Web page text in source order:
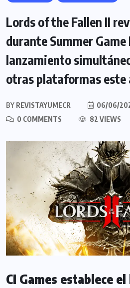
Lords of the Fallen II
durante Summer
lanzamiento
otras plataformas este
BY REVISTAYUMECR
06/06/
0 COMMENTS
82 VIEWS
CI Games establece